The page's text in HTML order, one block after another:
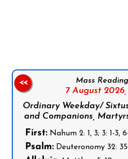
Mass
7 August 2026,
Ordinary Weekday/
and Companions,
First: Nahum 2: 1, 3; 3: 1-3,
Psalm: Deuteronomy 32:
<<